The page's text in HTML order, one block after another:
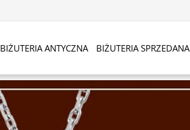
BIŻUTERIA ANTYCZNA BIŻUTERIA SPRZEDANA